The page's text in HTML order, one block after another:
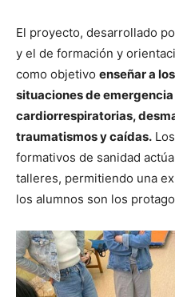
El proyecto, desarrollado
y el de formación y
como objetivo enseñar a
situaciones de
cardiorrespiratorias,
traumatismos y caídas.
formativos de sanidad
talleres, permitiendo una
los alumnos son los